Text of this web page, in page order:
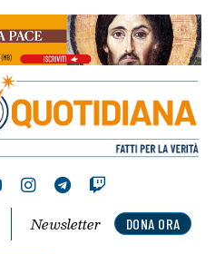
DONA ORA
Newsletter